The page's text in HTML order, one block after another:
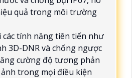
quả trong môi trường
các tính năng tiên tiến như
3D-DNR và chống ngược
cường độ tương phản
trong mọi điều kiện